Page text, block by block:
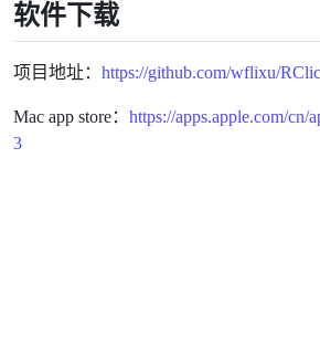
软件下载
项目地址： https://github.com/wflixu/
Mac app store： https://apps.apple.com/cn/
3